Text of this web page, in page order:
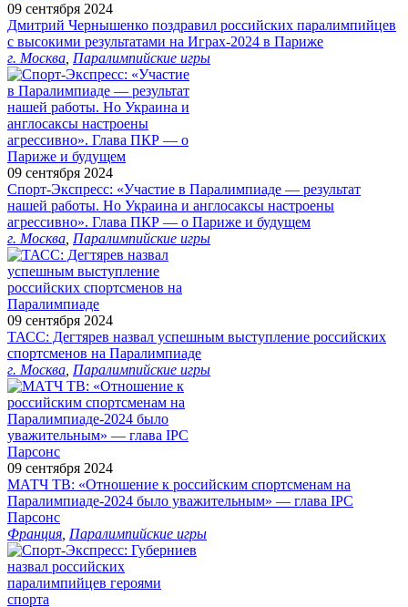
09 сентября 2024
Дмитрий Чернышенко поздравил российских паралимпийцев
с высокими результатами на Играх-2024 в Париже
г. Москва Паралимпийские игры
09 сентября 2024
Спорт-Экспресс: «Участие в Паралимпиаде — результат
нашей работы. Но Украина и англосаксы настроены
агрессивно». Глава ПКР — о Париже и будущем
г. Москва Паралимпийские игры
09 сентября 2024
ТАСС: Дегтярев назвал успешным выступление российских
спортсменов на Паралимпиаде
г. Москва Паралимпийские игры
09 сентября 2024
МАТЧ ТВ: «Отношение к российским спортсменам на
Паралимпиаде‑2024 было уважительным» — глава IPC
Парсонс
Франция Паралимпийские игры